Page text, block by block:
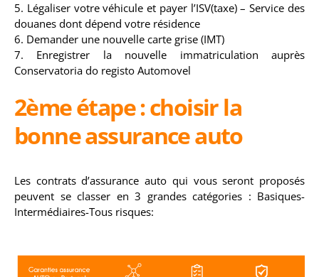
5. Légaliser votre véhicule et payer l’ISV(taxe) – Service des
douanes dont dépend votre résidence
6. Demander une nouvelle carte grise (IMT)
7. Enregistrer la nouvelle immatriculation auprès
Conservatoria do registo Automovel
2ème étape : choisir la
bonne assurance auto
Les contrats d’assurance auto qui vous seront proposés
peuvent se classer en 3 grandes catégories : Basiques-
Intermédiaires-Tous risques: